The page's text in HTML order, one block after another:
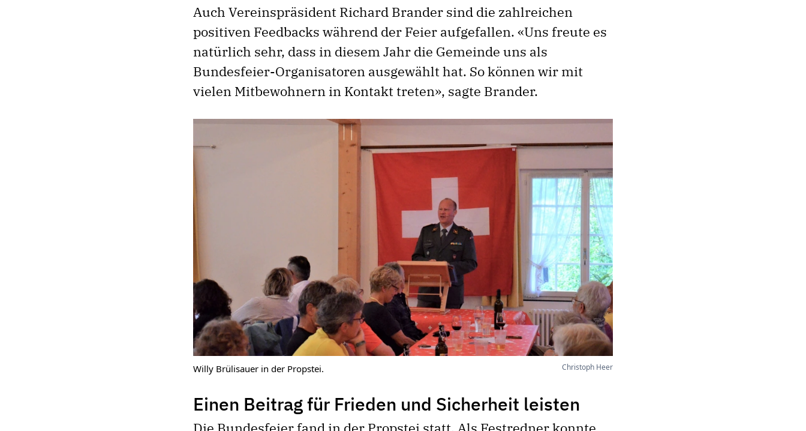
Auch Vereinspräsident Richard Brander sind die zahlreichen
positiven Feedbacks während der Feier aufgefallen. «Uns freute es
natürlich sehr, dass in diesem Jahr die Gemeinde uns als
Bundesfeier-Organisatoren ausgewählt hat. So können wir mit
vielen Mitbewohnern in Kontakt treten», sagte Brander.
Willy Brülisauer in der Propstei. Christoph Heer
Einen Beitrag für Frieden und Sicherheit leisten